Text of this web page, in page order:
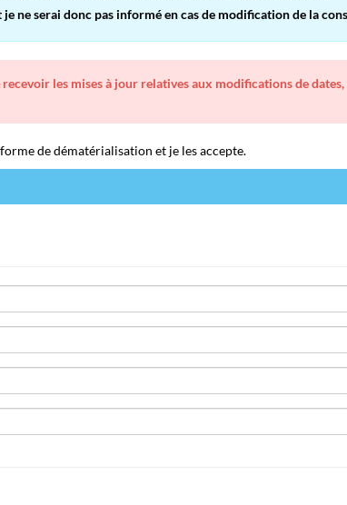
ne serai donc pas informé en cas de modification de la
les mises à jour relatives aux modifications de
de dématérialisation et je les accepte.